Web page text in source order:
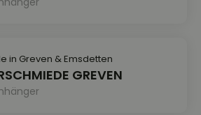
in Greven & Emsdetten
GREVEN